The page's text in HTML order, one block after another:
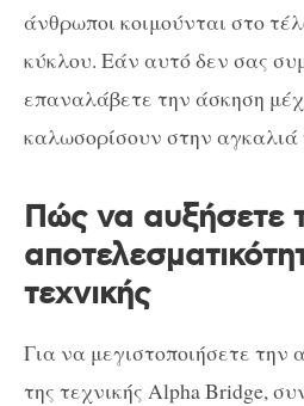
άνθρωποι κοιμούνται στο
κύκλου. Εάν αυτό δεν σας
επαναλάβετε την άσκηση
καλωσορίσουν στην
Πώς να αυξήσετε
τεχνικής
Για να μεγιστοποιήσετε την
της τεχνικής Alpha Bridge,